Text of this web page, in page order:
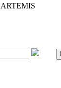
ARTEMIS